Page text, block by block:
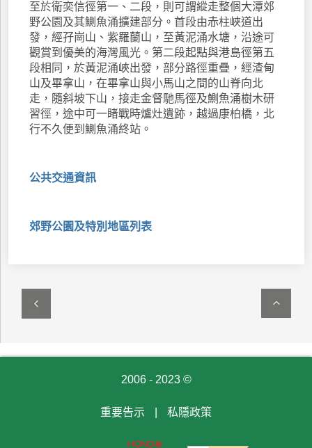
至於衛奕信徑第一、二段，則可謂縱走整個大潭郊
野公園及其鰂魚涌擴建部分。首段由赤柱峽道出
發，經孖崗山、紫羅蘭山，至黃泥涌水塘，沿途可
觀賞到優美的海灣風光。第二段起點與港島徑第五
段相同，於黃泥涌峽出發，部分路徑重疊，經渣甸
山及畢拿山，在畢拿山與小馬山之間的山脊向北
走，隨斜坡下山，接走金督馳馬徑及鰂魚涌樹木研
習徑，途中可一睹戰時爐灶遺跡，越過康柏橋，北
行不久便到鰂魚涌終站。
公共交通資訊
郊野公園及特別地區列表
2006 - 2023 ©
重要告示 私隱政策